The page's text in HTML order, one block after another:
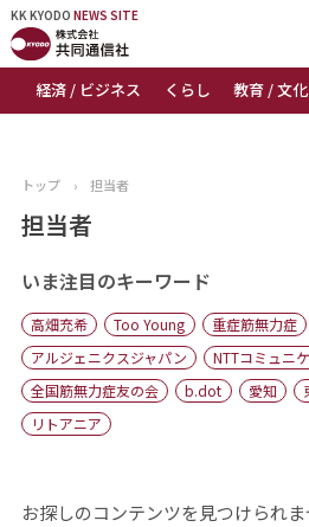
KK KYODO NEWS SITE
経済 / ビジネス くらし 教育 / 文化
KK KYODONEWS SITE
トップページ
ニュース
おすすめコンテンツ
出版物
会社概要
トップ › 担当者
担当者
いま注目のキーワード
高畑充希 Too Young 重症筋無力症
アルジェニクスジャパン
NTTコミュニ
全国筋無力症友の会
b.dot 愛知
リトアニア
お探しのコンテンツを見つけられま